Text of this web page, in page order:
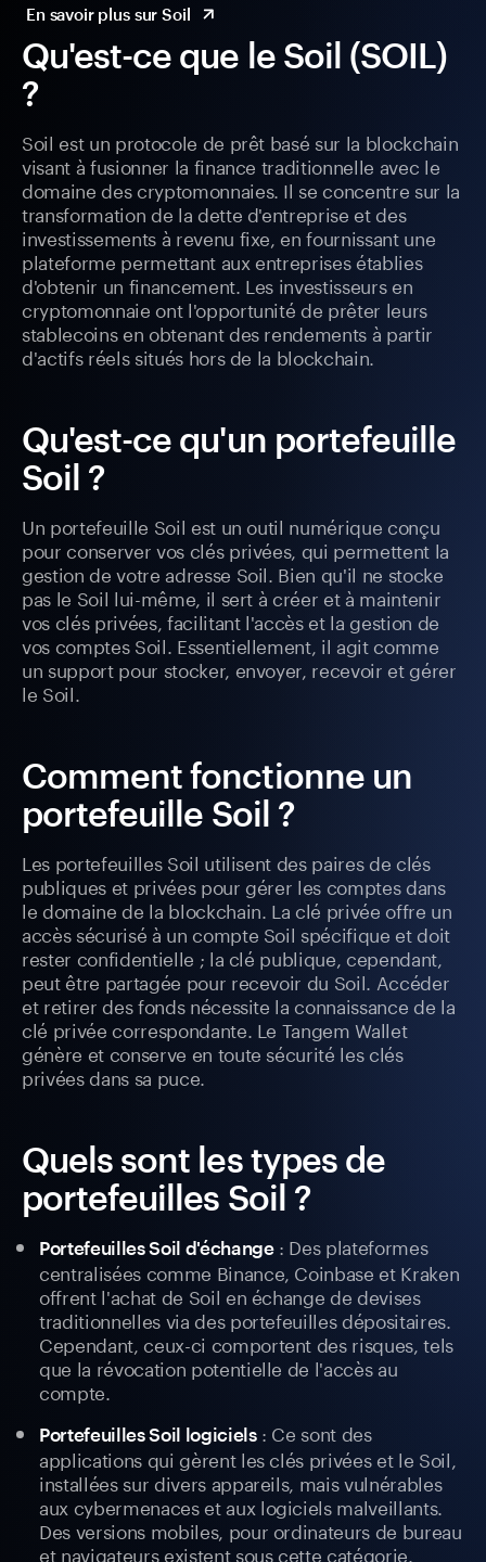
Qu'est-ce que le Soil (SOIL)
?
Soil est un protocole de prêt basé sur la blockchain
visant à fusionner la finance traditionnelle avec le
domaine des cryptomonnaies. Il se concentre sur la
transformation de la dette d'entreprise et des
investissements à revenu fixe, en fournissant une
plateforme permettant aux entreprises établies
d'obtenir un financement. Les investisseurs en
cryptomonnaie ont l'opportunité de prêter leurs
stablecoins en obtenant des rendements à partir
d'actifs réels situés hors de la blockchain.
Qu'est-ce qu'un portefeuille
Soil ?
Un portefeuille Soil est un outil numérique conçu
pour conserver vos clés privées, qui permettent la
gestion de votre adresse Soil. Bien qu'il ne stocke
pas le Soil lui-même, il sert à créer et à maintenir
vos clés privées, facilitant l'accès et la gestion de
vos comptes Soil. Essentiellement, il agit comme
un support pour stocker, envoyer, recevoir et gérer
le Soil.
Comment fonctionne un
portefeuille Soil ?
Les portefeuilles Soil utilisent des paires de clés
publiques et privées pour gérer les comptes dans
le domaine de la blockchain. La clé privée offre un
accès sécurisé à un compte Soil spécifique et doit
rester confidentielle ; la clé publique, cependant,
peut être partagée pour recevoir du Soil. Accéder
et retirer des fonds nécessite la connaissance de la
clé privée correspondante. Le Tangem Wallet
génère et conserve en toute sécurité les clés
privées dans sa puce.
Quels sont les types de
portefeuilles Soil ?
Portefeuilles Soil d'échange: Des plateformes
centralisées comme Binance, Coinbase et Kraken
offrent l'achat de Soil en échange de devises
traditionnelles via des portefeuilles dépositaires.
Cependant, ceux-ci comportent des risques, tels
que la révocation potentielle de l'accès au
compte.
Portefeuilles Soil logiciels: Ce sont des
applications qui gèrent les clés privées et le Soil,
installées sur divers appareils, mais vulnérables
aux cybermenaces et aux logiciels malveillants.
Des versions mobiles, pour ordinateurs de bureau
et navigateurs existent sous cette catégorie.
En savoir plus sur Soil